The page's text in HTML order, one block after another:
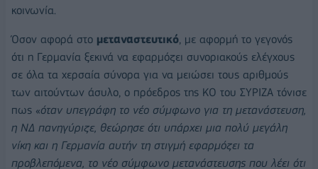
κοινωνία.
Όσον αφορά στο μεταναστευτικό, με αφορμή το γεγονός
ότι η Γερμανία ξεκινά να εφαρμόζει συνοριακούς ελέγχους
σε όλα τα χερσαία σύνορα για να μειώσει τους αριθμούς
των αιτούντων άσυλο, ο πρόεδρος της ΚΟ του ΣΥΡΙΖΑ τόνισε
πως «όταν υπεγράφη το νέο σύμφωνο για τη μετανάστευση,
η ΝΔ πανηγύριζε, θεώρησε ότι υπάρχει μια πολύ μεγάλη
νίκη και η Γερμανία αυτήν τη στιγμή εφαρμόζει τα
προβλεπόμενα, το νέο σύμφωνο μετανάστευσης που λέει ότι